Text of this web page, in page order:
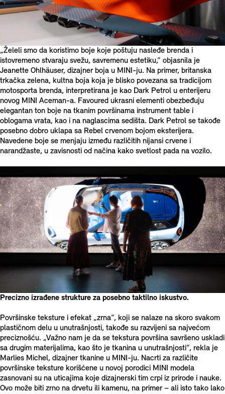
„Želeli smo da koristimo boje koje poštuju nasleđe brenda i
istovremeno stvaraju svežu, savremenu estetiku,“ objasnila je
Jeanette Ohlhäuser, dizajner boja u MINI-ju. Na primer, britanska
trkačka zelena, kultna boja koja je blisko povezana sa tradicijom
motosporta brenda, interpretirana je kao Dark Petrol u enterijeru
novog MINI Aceman-a. Favoured ukrasni elementi obezbeđuju
elegantan ton boje na tkanim površinama instrument table i
oblogama vrata, kao i na naglascima sedišta. Dark Petrol se takođe
posebno dobro uklapa sa Rebel crvenom bojom eksterijera.
Navedene boje se menjaju između različitih nijansi crvene i
narandžaste, u zavisnosti od načina kako svetlost pada na vozilo.
Precizno izrađene strukture za posebno taktilno iskustvo.
Površinske teksture i efekat „zrna“, koji se nalaze na skoro svakom
plastičnom delu u unutrašnjosti, takođe su razvijeni sa najvećom
preciznošću. „Važno nam je da se tekstura površina savršeno uskladi
sa drugim materijalima, kao što je tkanina u unutrašnjosti“, rekla je
Marlies Michel, dizajner tkanine u MINI-ju. Nacrti za različite
površinske teksture korišćene u novoj porodici MINI modela
zasnovani su na uticajima koje dizajnerski tim crpi iz prirode i nauke.
Ovo može biti zrno na drvetu ili kamenu, na primer – ali isto tako lako